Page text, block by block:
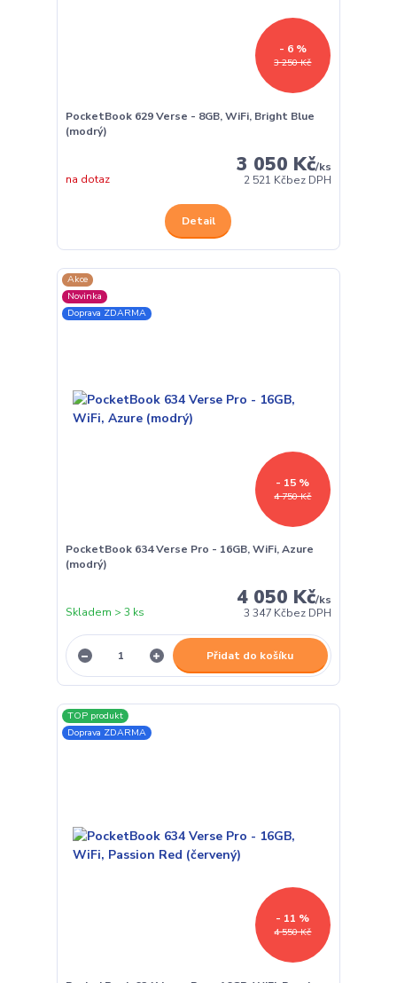
3 250 Kč
- 6 %
PocketBook 629 Verse - 8GB, WiFi, Bright Blue
(modrý)
3 050 Kč/ks
2 521 Kčbez DPH
na dotaz
Detail
Akce
Novinka
Doprava ZDARMA
4 750 Kč
- 15 %
PocketBook 634 Verse Pro - 16GB, WiFi, Azure
(modrý)
4 050 Kč/ks
3 347 Kčbez DPH
Skladem > 3 ks
Přidat do košíku
TOP produkt
Doprava ZDARMA
4 550 Kč
- 11 %